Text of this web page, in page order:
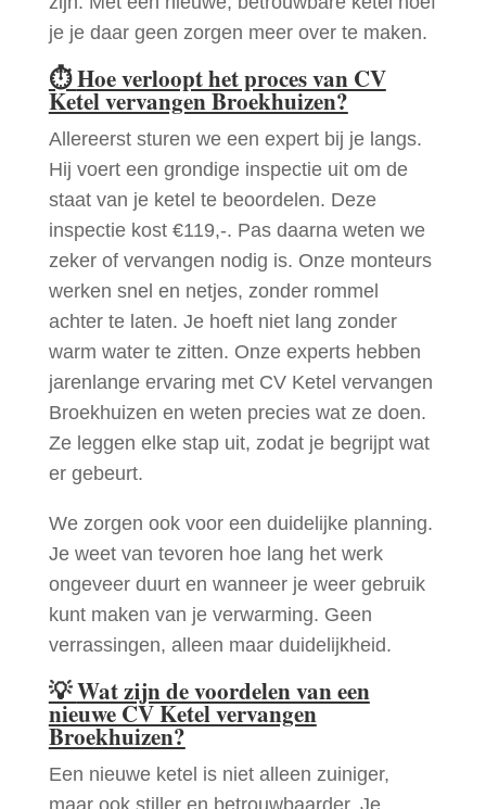
je je daar geen zorgen meer over te maken.
⏱Hoe verloopt het proces van CV
Ketel vervangen Broekhuizen?
Allereerst sturen we een expert bij je langs.
Hij voert een grondige inspectie uit om de
staat van je ketel te beoordelen. Deze
inspectie kost €119,-. Pas daarna weten we
zeker of vervangen nodig is. Onze monteurs
werken snel en netjes, zonder rommel
achter te laten. Je hoeft niet lang zonder
warm water te zitten. Onze experts hebben
jarenlange ervaring met CV Ketel vervangen
Broekhuizen en weten precies wat ze doen.
Ze leggen elke stap uit, zodat je begrijpt wat
er gebeurt.
We zorgen ook voor een duidelijke planning.
Je weet van tevoren hoe lang het werk
ongeveer duurt en wanneer je weer gebruik
kunt maken van je verwarming. Geen
verrassingen, alleen maar duidelijkheid.
💡Wat zijn de voordelen van een
nieuwe CV Ketel vervangen
Broekhuizen?
Een nieuwe ketel is niet alleen zuiniger,
maar ook stiller en betrouwbaarder. Je